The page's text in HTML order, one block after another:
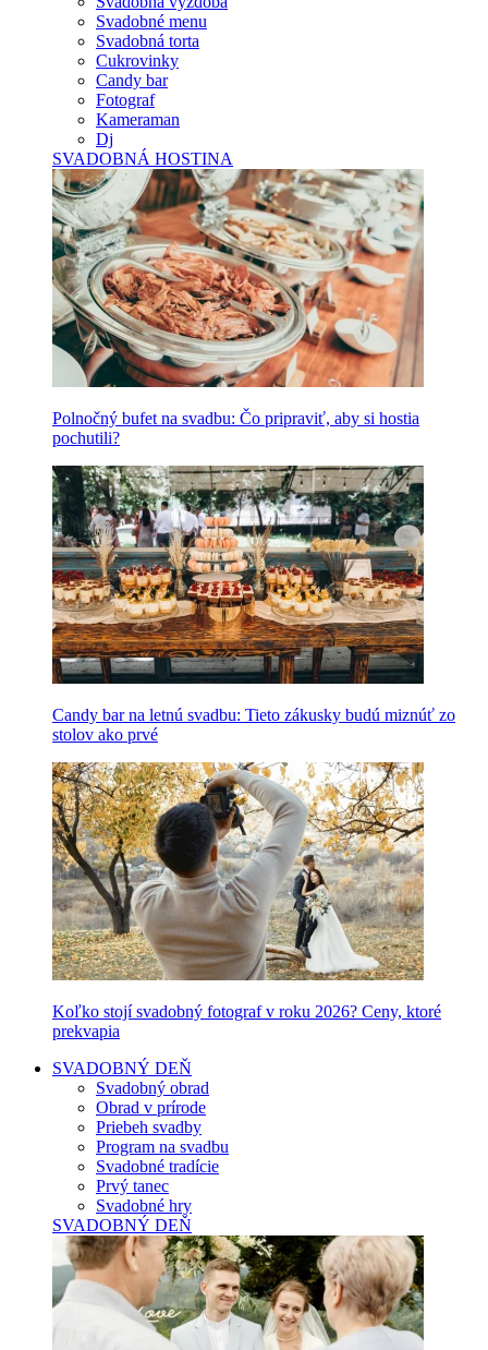
Svadobné menu
Svadobná torta
Cukrovinky
Candy bar
Fotograf
Kameraman
Dj
SVADOBNÁ HOSTINA
Polnočný bufet na svadbu: Čo pripraviť, aby si hostia
pochutili?
Candy bar na letnú svadbu: Tieto zákusky budú miznúť zo
stolov ako prvé
Koľko stojí svadobný fotograf v roku 2026? Ceny, ktoré
prekvapia
SVADOBNÝ DEŇ
Svadobný obrad
Obrad v prírode
Priebeh svadby
Program na svadbu
Svadobné tradície
Prvý tanec
Svadobné hry
SVADOBNÝ DEŇ